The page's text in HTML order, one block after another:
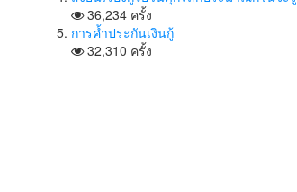
36,234 ครั้ง
การค้ำประกันเงินกู้
32,310 ครั้ง